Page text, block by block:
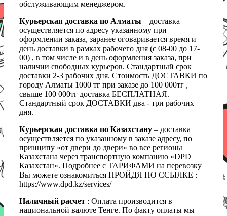
обслуживающим менеджером.
Курьерская доставка по Алматы – доставка
осуществляется по адресу указанному при
оформлении заказа, заранее оговаривается время и
день доставки в рамках рабочего дня (с 08-00 до 17-
00) , в том числе и в день оформления заказа, при
наличии свободных курьеров. Стандартный срок
доставки 2-3 рабочих дня. Стоимость ДОСТАВКИ по
городу Алматы 1000 тг при заказе до 100 000тг ,
свыше 100 000тг доставка БЕСПЛАТНАЯ.
Стандартный срок ДОСТАВКИ два - три рабочих
дня.
Курьерская доставка по Казахстану – доставка
осуществляется по указанному в заказе адресу, по
принципу «от двери до двери» во все регионы
Казахстана через транспортную компанию «DPD
Казахстан». Подробнее с ТАРИФАМИ на перевозку
Вы можете ознакомиться ПРОЙДЯ ПО ССЫЛКЕ :
https://www.dpd.kz/services/
Наличный расчет : Оплата производится в
национальной валюте Тенге. По факту оплаты мы